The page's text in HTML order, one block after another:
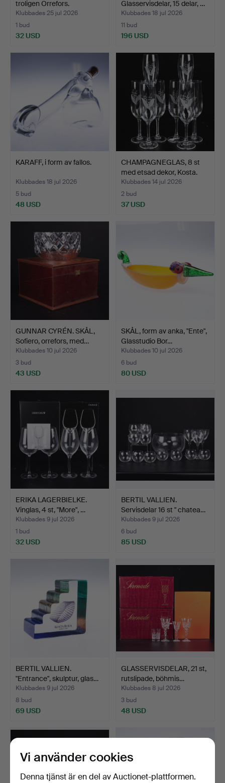
troligen Orrefors.
Klubbades 25 jul 2026
1 bud
32 USD
Glasservisdelar, 15 delar, …
Klubbades 18 jul 2026
11 bud
196 USD
KARAFF, i form av fallos.
Klubbades 18 jul 2026
5 bud
48 USD
CHAMPAGNEGLAS, 8 st
med etsad dekor, Kosta.
Klubbades 14 jul 2026
2 bud
37 USD
GUNNAR CYRÉN. SKÅL,
Sofiero, orrefors, med…
Klubbades 10 jul 2026
3 bud
43 USD
SKÅL, form av anka, "Ente",
Glasstudio Bor…
Klubbades 10 jul 2026
6 bud
80 USD
ERIKA LAGERBIELKE.
Vinglas, 4 st, "More", …
Klubbades 9 jul 2026
1 bud
32 USD
BERTIL VALLIEN.
Servisdelar 16 st " chatea…
Klubbades 9 jul 2026
6 bud
85 USD
BERTIL VALLIEN.
"Entrance", skulptur, glas…
Klubbades 9 jul 2026
8 bud
69 USD
GLASSERVISDELAR, 21 st,
rutslipade, böhmis…
Klubbades 8 jul 2026
3 bud
48 USD
Vi använder cookies
Denna tjänst är en del av Auctionet-plattformen.